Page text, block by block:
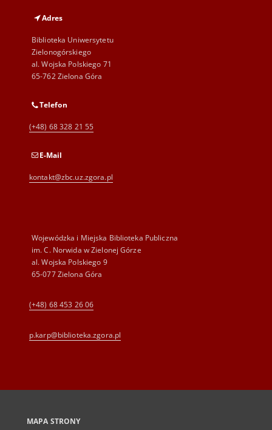
Adres
Biblioteka Uniwersytetu
Zielonogórskiego
al. Wojska Polskiego 71
65-762 Zielona Góra
Telefon
(+48) 68 328 21 55
E-Mail
kontakt@zbc.uz.zgora.pl
Wojewódzka i Miejska Biblioteka Publiczna
im. C. Norwida w Zielonej Górze
al. Wojska Polskiego 9
65-077 Zielona Góra
(+48) 68 453 26 06
p.karp@biblioteka.zgora.pl
MAPA STRONY